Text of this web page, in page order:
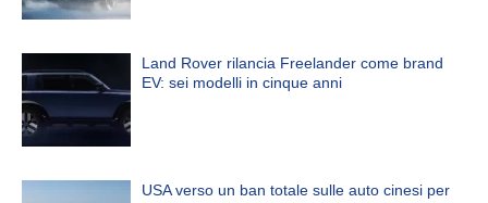
Land Rover rilancia Freelander come brand
EV: sei modelli in cinque anni
USA verso un ban totale sulle auto cinesi per